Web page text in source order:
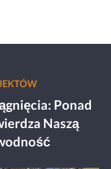
Ponad
Naszą